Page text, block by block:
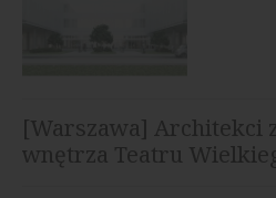
[Warszawa] Architekci
wnętrza Teatru